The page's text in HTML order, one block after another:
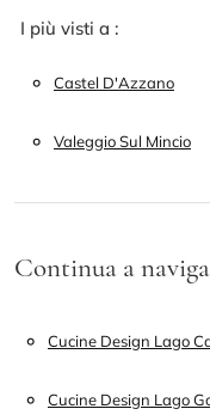
I più visti a :
Castel D'Azzano
Valeggio Sul Mincio
Continua a
Cucine Design Lago
Cucine Design Lago